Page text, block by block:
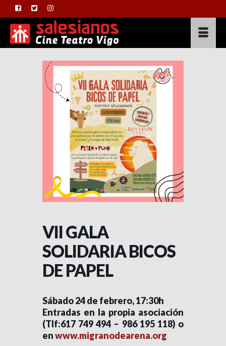
VII GALA
SOLIDARIA BICOS
DE PAPEL
Sábado 24 de febrero, 17:30h
Entradas en la propia asociación
(Tlf:617 749 494 – 986 195 118) o
enwww.migranodearena.org